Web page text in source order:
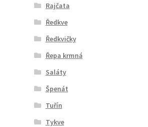
Rajčata
Ředkve
Ředkvičky
Řepa krmná
Saláty
Špenát
Tuřín
Tykve